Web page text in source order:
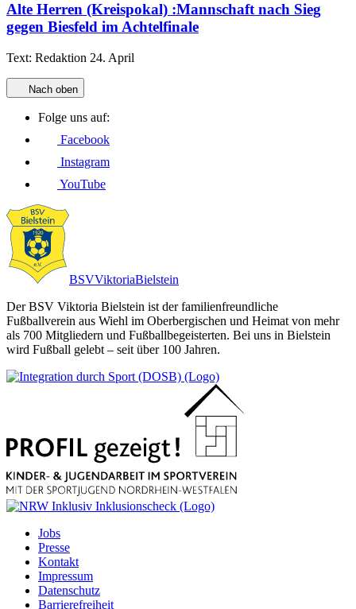
Alte Herren (Kreispokal) :Mannschaft nach Sieg
gegen Biesfeld im Achtelfinale
Text: Redaktion 24. April
Nach oben
Folge uns auf:
Facebook
Instagram
YouTube
BSVViktoriaBielstein
Der BSV Viktoria Bielstein ist der familienfreundliche
Fußballverein aus Wiehl im Oberbergischen und Heimat von mehr
als 700 Mitgliedern und Fußballbegeisterten. Bei uns in Bielstein
wird Fußball gelebt – seit über 100 Jahren.
Jobs
Presse
Kontakt
Impressum
Datenschutz
Barrierefreiheit